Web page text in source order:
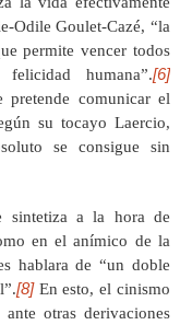
Odile Goulet-Cazé, “la
permite vencer todos
humana”.[6]
comunicar el
su tocayo Laercio,
se consigue sin
sintetiza a la hora de
en el anímico de la
hablara de “un doble
[8]En esto, el cinismo
otras derivaciones